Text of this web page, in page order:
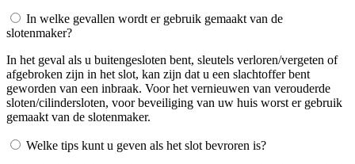
In welke gevallen wordt er gebruik gemaakt van de
slotenmaker?
In het geval als u buitengesloten bent, sleutels verloren/vergeten of
afgebroken zijn in het slot, kan zijn dat u een slachtoffer bent
geworden van een inbraak. Voor het vernieuwen van verouderde
sloten/cilindersloten, voor beveiliging van uw huis worst er gebruik
gemaakt van de slotenmaker.
Welke tips kunt u geven als het slot bevroren is?